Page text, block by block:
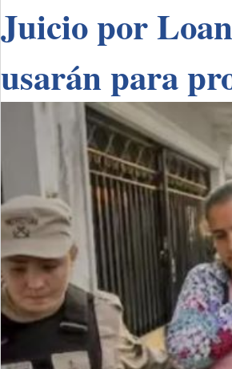
Juicio por
usarán para